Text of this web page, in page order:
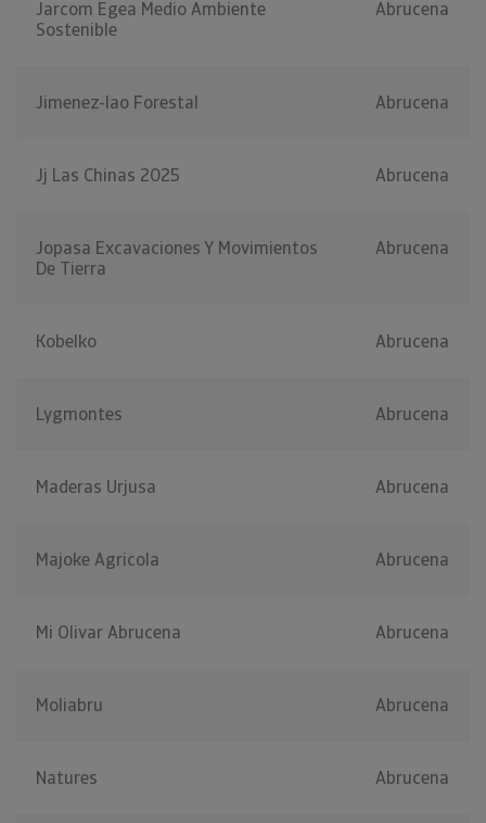
Jarcom Egea Medio Ambiente
Sostenible
Abrucena
Jimenez-lao Forestal Abrucena
Jj Las Chinas 2025 Abrucena
Jopasa Excavaciones Y Movimientos
De Tierra
Abrucena
Kobelko Abrucena
Lygmontes Abrucena
Maderas Urjusa Abrucena
Majoke Agricola Abrucena
Mi Olivar Abrucena Abrucena
Moliabru Abrucena
Natures Abrucena